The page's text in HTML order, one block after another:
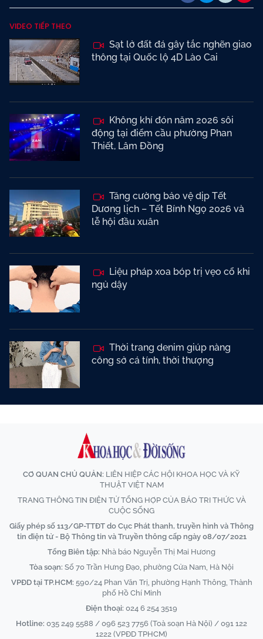
VIDEO TIẾP THEO
Sạt lở đất đá gây tắc nghẽn giao
thông tại Quốc lộ 4D Lào Cai
Không khí đón năm 2026 sôi
động tại điểm cầu phường Phan
Thiết, Lâm Đồng
Tăng cường bảo vệ dịp Tết
Dương lịch – Tết Bính Ngọ 2026 và
lễ hội đầu xuân
Liệu pháp xoa bóp trị vẹo cổ khi
ngủ dậy
Thời trang denim giúp nàng
công sở cá tính, thời thượng
CƠ QUAN CHỦ QUẢN: LIÊN HIỆP CÁC HỘI KHOA HỌC VÀ KỸ
THUẬT VIỆT NAM
TRANG THÔNG TIN ĐIỆN TỬ TỔNG HỢP CỦA BÁO TRI THỨC VÀ
CUỘC SỐNG
Giấy phép số 113/GP-TTĐT do Cục Phát thanh, truyền hình và Thông
tin điện tử - Bộ Thông tin và Truyền thông cấp ngày 08/07/2021
Tổng Biên tập: Nhà báo Nguyễn Thị Mai Hương
Tòa soạn: Số 70 Trần Hưng Đạo, phường Cửa Nam, Hà Nội
VPĐD tại TP.HCM: 590/24 Phan Văn Trị, phường Hạnh Thông, Thành
phố Hồ Chí Minh
Điện thoại: 024 6 254 3519
Hotline: 035 249 5588 / 096 523 7756 (Toà soạn Hà Nội) / 091 122
1222 (VPĐD TPHCM)